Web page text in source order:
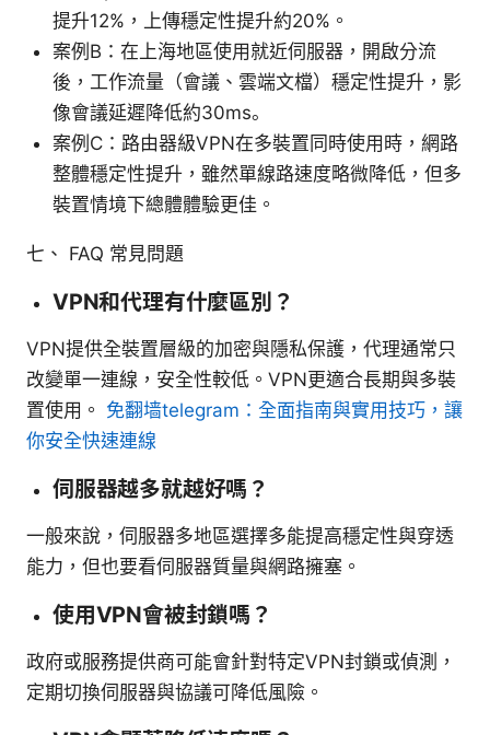
提升12%，上傳穩定性提升約20%。
案例B：在上海地區使用就近伺服器，開啟分流
後，工作流量（會議、雲端文檔）穩定性提升，影
像會議延遲降低約30ms。
案例C：路由器級VPN在多裝置同時使用時，網路
整體穩定性提升，雖然單線路速度略微降低，但多
裝置情境下總體體驗更佳。
七、 FAQ 常見問題
VPN和代理有什麼區別？
VPN提供全裝置層級的加密與隱私保護，代理通常只
改變單一連線，安全性較低。VPN更適合長期與多裝
置使用。 免翻墙telegram：全面指南與實用技巧，讓
你安全快速連線
伺服器越多就越好嗎？
一般來說，伺服器多地區選擇多能提高穩定性與穿透
能力，但也要看伺服器質量與網路擁塞。
使用VPN會被封鎖嗎？
政府或服務提供商可能會針對特定VPN封鎖或偵測，
定期切換伺服器與協議可降低風險。